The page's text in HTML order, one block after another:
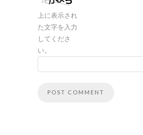
上に表示され
た文字を入力
してくださ
い。